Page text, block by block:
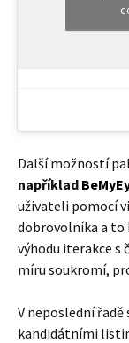
Další možností
například
uživateli pomocí
dobrovolníka a to
výhodu iterakce s
míru soukromí,
V neposlední
kandidátními